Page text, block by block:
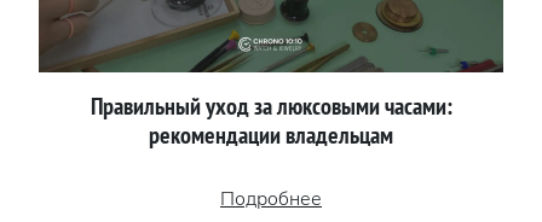
Правильный уход за люксовыми часами:
рекомендации владельцам
Подробнее